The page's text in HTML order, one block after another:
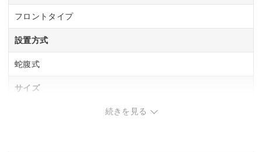
フロントタイプ
設置方式
蛇腹式
サイズ
続きを見る